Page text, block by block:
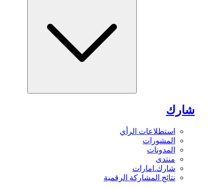
شارك
استطلاعات الرأي
المشورات
المدونات
منتدى
شارك.امارات
نتائج المشاركة الرقمية